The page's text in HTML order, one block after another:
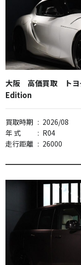
大阪 高価買取 トヨ
Edition
買取時期 : 2026/08
年 式
: R04
走行距離 : 26000